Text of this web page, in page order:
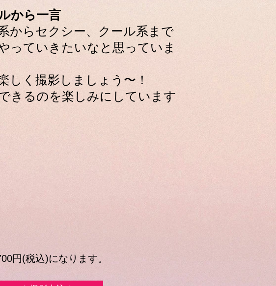
から一言
からセクシー、クール系まで
っていきたいなと思っていま
しく撮影しましょう〜！
きるのを楽しみにしています
円(税込)になります。